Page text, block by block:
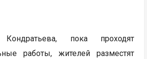
пока проходят
работы, жителей разместят